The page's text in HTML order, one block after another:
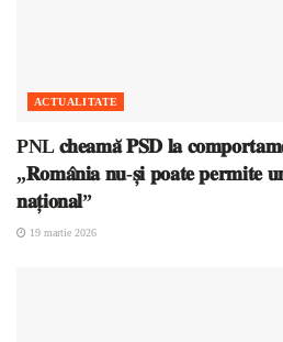
ACTUALITATE
PNL 𝐜𝐡𝐞𝐚𝐦𝐚̆ 𝐏𝐒𝐃 𝐥𝐚
„𝐑𝐨𝐦𝐚̂𝐧𝐢𝐚 𝐧𝐮-𝐬̦𝐢 𝐩𝐨𝐚𝐭𝐞 𝐩𝐞𝐫𝐦𝐢𝐭𝐞 𝐮𝐧
𝐧𝐚𝐭̦𝐢𝐨𝐧𝐚𝐥”
19 martie 2026